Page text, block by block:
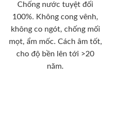
Chống nước tuyệt đối
100%. Không cong vênh,
không co ngót, chống mối
mọt, ẩm mốc. Cách âm tốt,
cho độ bền lên tới >20
năm.